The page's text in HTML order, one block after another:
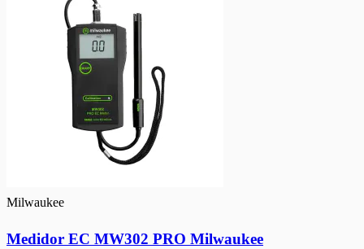
Milwaukee
Medidor EC MW302 PRO Milwaukee